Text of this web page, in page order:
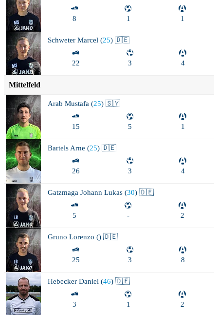
8 1 1
Schweter Marcel (25) 🇩🇪
22 3 4
Mittelfeld
Arab Mustafa (25) 🇸🇾
15 5 1
Bartels Arne (25) 🇩🇪
26 3 4
Gatzmaga Johann Lukas (30) 🇩🇪
5 - 2
Gruno Lorenzo () 🇩🇪
25 3 8
Hebecker Daniel (46) 🇩🇪
3 1 2